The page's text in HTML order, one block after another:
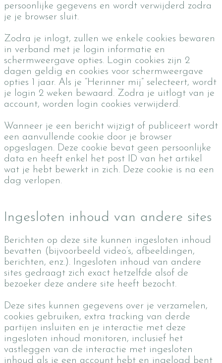
persoonlijke gegevens en wordt verwijderd zodra
je je browser sluit.
Zodra je inlogt, zullen we enkele cookies bewaren
in verband met je login informatie en
schermweergave opties. Login cookies zijn 2
dagen geldig en cookies voor schermweergave
opties 1 jaar. Als je “Herinner mij” selecteert, wordt
je login 2 weken bewaard. Zodra je uitlogt van je
account, worden login cookies verwijderd.
Wanneer je een bericht wijzigt of publiceert wordt
een aanvullende cookie door je browser
opgeslagen. Deze cookie bevat geen persoonlijke
data en heeft enkel het post ID van het artikel
wat je hebt bewerkt in zich. Deze cookie is na een
dag verlopen.
Ingesloten inhoud van andere sites
Berichten op deze site kunnen ingesloten inhoud
bevatten (bijvoorbeeld video’s, afbeeldingen,
berichten, enz.). Ingesloten inhoud van andere
sites gedraagt zich exact hetzelfde alsof de
bezoeker deze andere site heeft bezocht.
Deze sites kunnen gegevens over je verzamelen,
cookies gebruiken, extra tracking van derde
partijen insluiten en je interactie met deze
ingesloten inhoud monitoren, inclusief het
vastleggen van de interactie met ingesloten
inhoud als je een account hebt en ingelogd bent